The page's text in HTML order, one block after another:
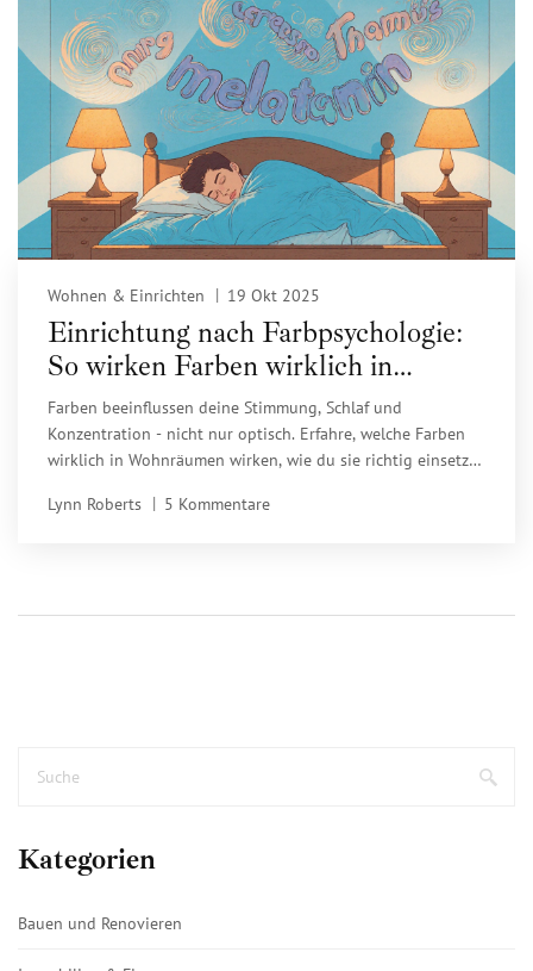
Wohnen & Einrichten 19 Okt 2025
Einrichtung nach Farbpsychologie:
So wirken Farben wirklich in
Wohnräumen
Farben beeinflussen deine Stimmung, Schlaf und
Konzentration - nicht nur optisch. Erfahre, welche Farben
wirklich in Wohnräumen wirken, wie du sie richtig einsetzt
Lynn Roberts
5 Kommentare
Kategorien
Bauen und Renovieren